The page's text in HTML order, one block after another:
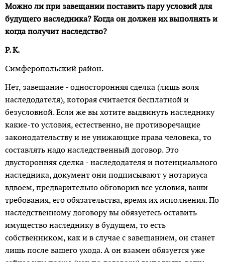
Можно ли при завещании поставить пару условий для
будущего наследника? Когда он должен их выполнять и
когда получит наследство?
Р. К.
Симферопольский район.
Нет, завещание - односторонняя сделка (лишь воля
наследодателя), которая считается бесплатной и
безусловной. Если же вы хотите выдвинуть наследнику
какие-то условия, естественно, не противоречащие
законодательству и не унижающие права человека, то
составлять надо наследственный договор. Это
двусторонняя сделка - наследодателя и потенциального
наследника, документ они подписывают у нотариуса
вдвоём, предварительно обговорив все условия, ваши
требования, его обязательства, время их исполнения. По
наследственному договору вы обязуетесь оставить
имущество наследнику в будущем, то есть
собственником, как и в случае с завещанием, он станет
лишь после вашего ухода. А он взамен обязуется уже